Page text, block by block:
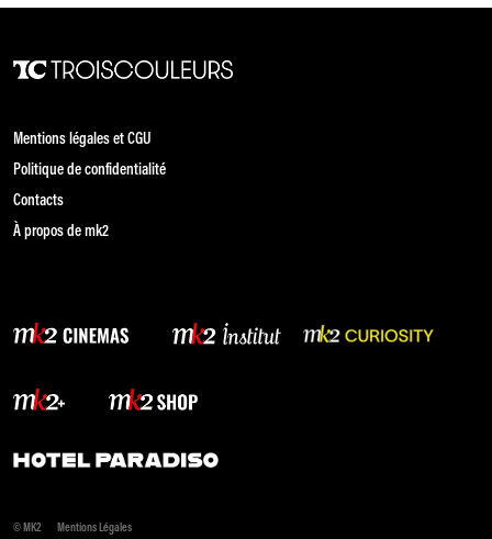
Mentions légales et CGU
Politique de confidentialité
Contacts
À propos de mk2
© MK2 Mentions Légales